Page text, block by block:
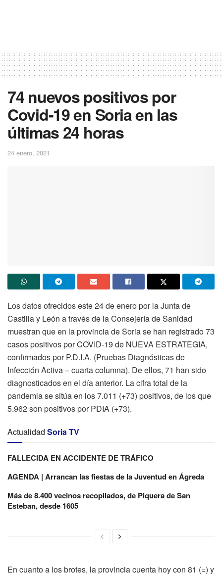
74 nuevos positivos por
Covid-19 en Soria en las
últimas 24 horas
24 enero, 2021
Los datos ofrecidos este 24 de enero por la Junta de
Castilla y León a través de la Consejería de Sanidad
muestran que en la provincia de Soria se han registrado 73
casos positivos por COVID-19 de NUEVA ESTRATEGIA,
confirmados por P.D.I.A. (Pruebas Diagnósticas de
Infección Activa – cuarta columna). De ellos, 71 han sido
diagnosticados en el día anterior. La cifra total de la
pandemia se sitúa en los 7.011 (+73) positivos, de los que
5.962 son positivos por PDIA (+73).
Actualidad Soria TV
FALLECIDA EN ACCIDENTE DE TRÁFICO
AGENDA | Arrancan las fiestas de la Juventud en Ágreda
Más de 8.400 vecinos recopilados, de Piquera de San
Esteban, desde 1605
En cuanto a los brotes, la provincia cuenta hoy con 81 (=) y